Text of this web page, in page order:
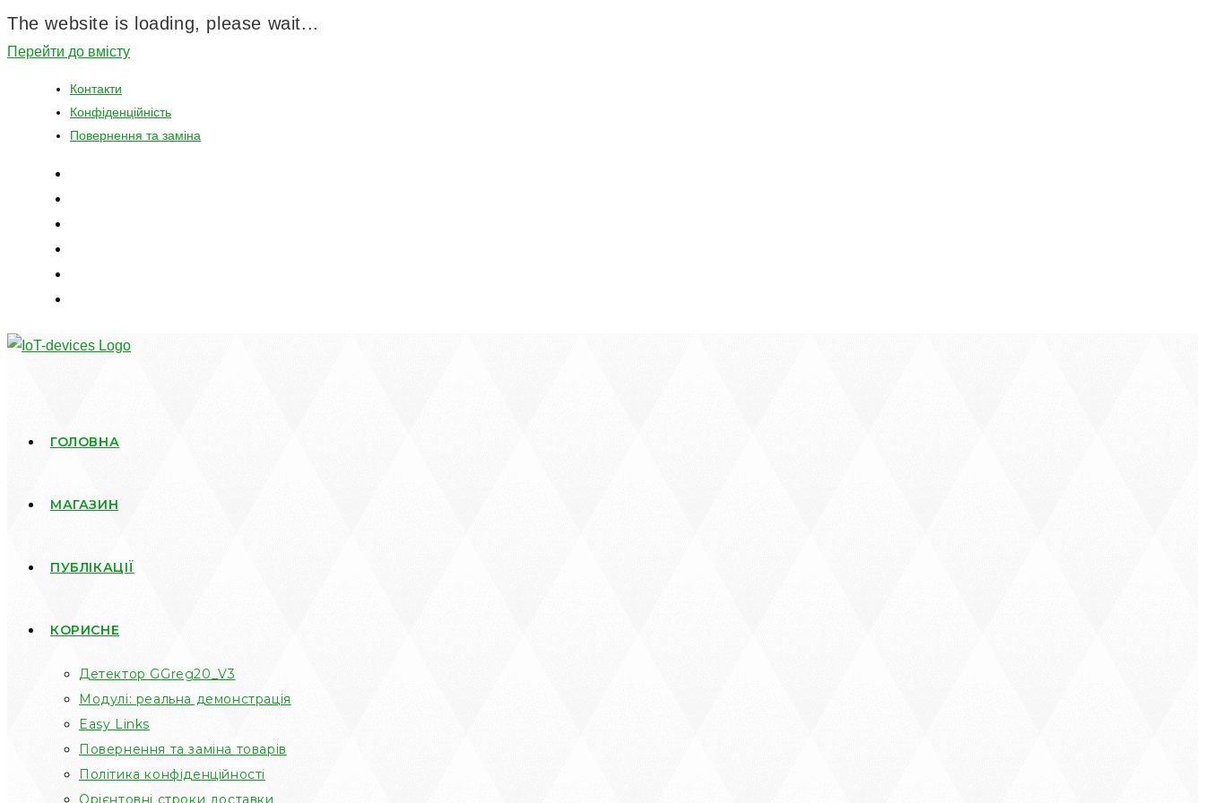
The website is loading, please wait...
Перейти до вмісту
Контакти
Конфіденційність
Повернення та заміна
ГОЛОВНА
МАГАЗИН
ПУБЛІКАЦІЇ
КОРИСНЕ
Детектор GGreg20_V3
Модулі: реальна демонстрація
Easy Links
Повернення та заміна товарів
Політика конфіденційності
Орієнтовні строки доставки